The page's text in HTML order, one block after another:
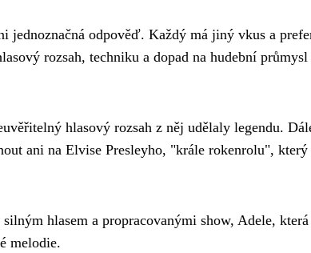
jednoznačná odpověď. Každý má jiný vkus a
rozsah, techniku a dopad na hudební
hlasový rozsah z něj udělaly legendu.
ani na Elvise Presleyho, "krále rokenrolu",
hlasem a propracovanými show, Adele,
melodie.